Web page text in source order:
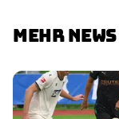
MEHR NEWS